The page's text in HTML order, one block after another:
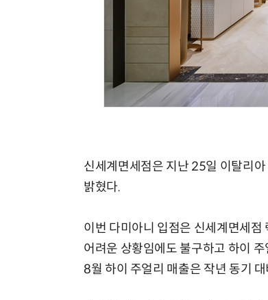
신세계면세점은 지난 25일 이탈리
밝혔다.
이번 다미아니 입점은 신세계면세
어려운 상황임에도 불구하고 하이
8월 하이 주얼리 매출은 작년 동기